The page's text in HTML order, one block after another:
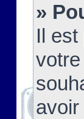
»
Il
avoir